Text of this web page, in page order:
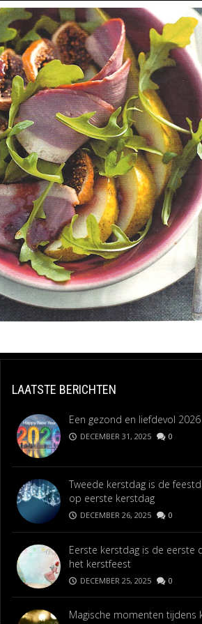
LAATSTE BERICHTEN
Een gezond en liefdevol 2026
DECEMBER 31, 2025 0
Tweede kerstdag is de
op eerste kerstdag
DECEMBER 26, 2025 0
Eerste kerstdag is de eerste
het kerstfeest
DECEMBER 25, 2025 0
Magische momenten tijdens